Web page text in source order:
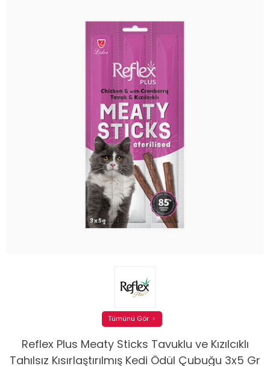
Reflex Plus Meaty Sticks Tavuklu ve Kızılcıklı
Tahılsız Kısırlaştırılmış Kedi Ödül Çubuğu 3x5 Gr
Tümünü Gör